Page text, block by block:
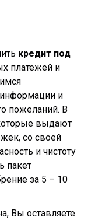
кредит под
платежей и
и
пожеланий. В
выдают
со своей
и чистоту
пакет
за 5 – 10
Вы оставляете